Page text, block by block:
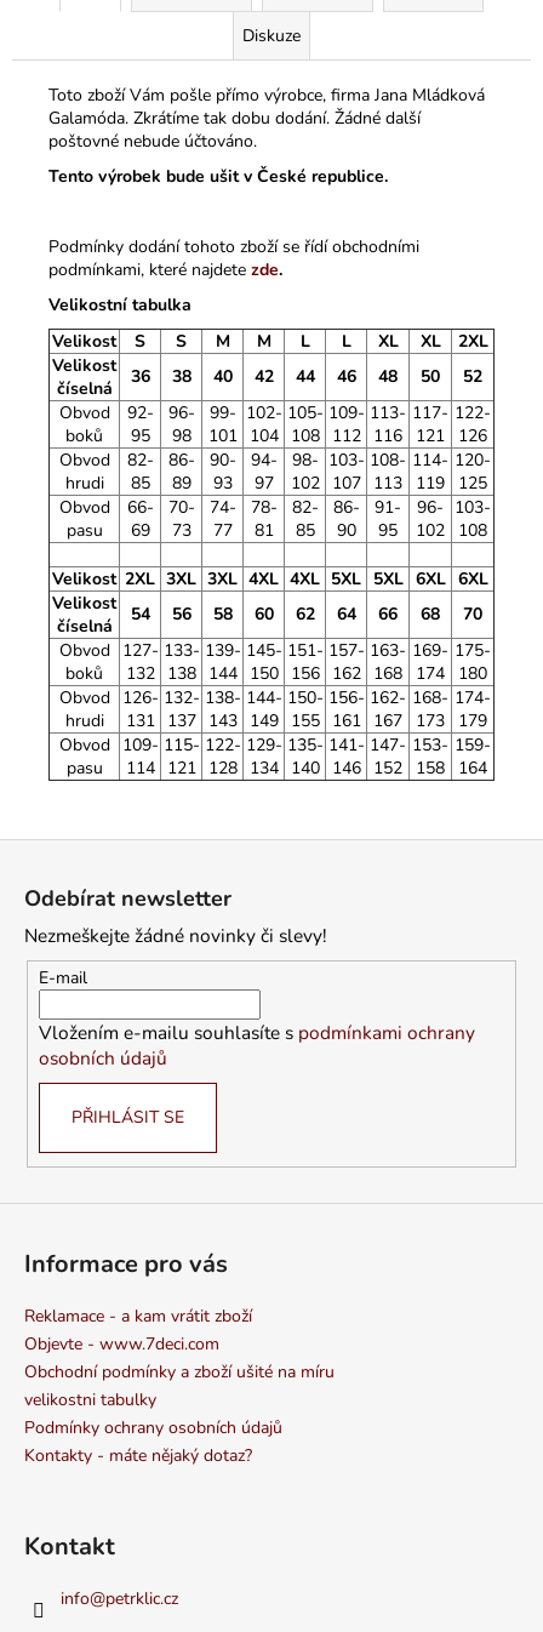
Diskuze
Toto zboží Vám pošle přímo výrobce, firma Jana Mládková
Galamóda. Zkrátíme tak dobu dodání. Žádné další
poštovné nebude účtováno.
Tento výrobek bude ušit v České republice.
Podmínky dodání tohoto zboží se řídí obchodními
podmínkami, které najdete zde.
Velikostní tabulka
Velikost
S S M M L L XL XL
2XL
Velikost
číselná
36 38 40 42 44 46 48 50
52
Obvod
boků
92-
95
96-
98
99-
101
102-
104
105-
108
109-
112
113-
116
117-
121
122-
126
Obvod
hrudi
82-
85
86-
89
90-
93
94-
97
98-
102
103-
107
108-
113
114-
119
120-
125
Obvod
pasu
66-
69
70-
73
74-
77
78-
81
82-
85
86-
90
91-
95
96-
102
103-
108
Velikost 2XL 3XL 3XL 4XL 4XL 5XL 5XL 6XL 6XL
Velikost
číselná
54 56 58 60 62 64 66 68
70
Obvod
boků
127-
132
133-
138
139-
144
145-
150
151-
156
157-
162
163-
168
169-
174
175-
180
Obvod
hrudi
126-
131
132-
137
138-
143
144-
149
150-
155
156-
161
162-
167
168-
173
174-
179
Obvod
pasu
109-
114
115-
121
122-
128
129-
134
135-
140
141-
146
147-
152
153-
158
159-
164
Odebírat newsletter
Nezmeškejte žádné novinky či slevy!
E-mail
Vložením e-mailu souhlasíte s podmínkami ochrany
osobních údajů
PŘIHLÁSIT SE
Informace pro vás
Reklamace - a kam vrátit zboží
Objevte - www.7deci.com
Obchodní podmínky a zboží ušité na míru
velikostni tabulky
Podmínky ochrany osobních údajů
Kontakty - máte nějaký dotaz?
Kontakt
info@petrklic.cz